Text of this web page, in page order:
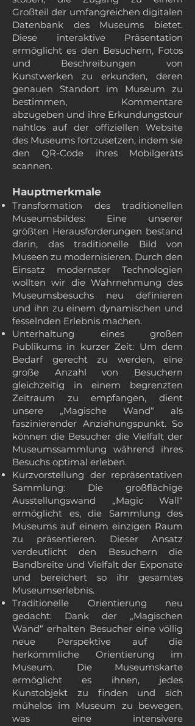
Großteil der umfangreichen digitalen
Datenbank des Museums bietet.
Diese interaktive Präsentation
ermöglicht es den Besuchern, Fotos
und Beschreibungen von
Kunstwerken zu erkunden, deren
genauen Standort im Museum zu
bestimmen, Kommentare
abzugeben und ihre Erkundungstour
nahtlos auf der offiziellen Website
des Museums fortzusetzen, indem sie
den QR-Code ihres Mobilgeräts
scannen.
Hauptmerkmale
Transformation des traditionellen
Museumsbildes: Eine unserer
größten Herausforderungen bestand
darin, das traditionelle Bild von
Museen zu modernisieren. Durch den
Einsatz modernster Technologien
wollten wir die Wahrnehmung des
Museumsbesuchs neu definieren
und ihn zu einem dynamischen und
fesselnden Erlebnis machen.
Unterhaltung eines großen
Publikums in kurzer Zeit: Um dem
Bedarf gerecht zu werden, eine
große Anzahl von Besuchern
gleichzeitig in einem begrenzten
Zeitraum zu empfangen, dient
unsere „Magische Wand“ als
faszinierender Anziehungspunkt. So
können die Besucher die Vielfalt der
Museumssammlung während ihres
Besuchs optimal erleben.
Kurzvorstellung der repräsentativen
Sammlung: Die großflächige
Ausstellungswand „Magic Wall“
ermöglicht es, die Sammlung des
Museums auf einem einzigen Raum
zu präsentieren. Dieser Ansatz
verdeutlicht den Besuchern die
Bandbreite und Vielfalt der Exponate
und bereichert so ihr gesamtes
Museumserlebnis.
Traditionelle Orientierung neu
gedacht: Dank der „Magischen
Wand“ erhalten Besucher eine völlig
neue Perspektive auf die
herkömmliche Orientierung im
Museum. Die Museumskarte
ermöglicht es ihnen, jedes
Kunstobjekt zu finden und sich
mühelos im Museum zu bewegen,
was eine intensivere